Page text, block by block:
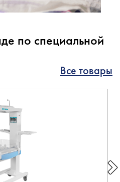
по специальной
Все товары